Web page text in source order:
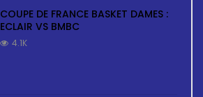
COUPE DE FRANCE BASKET DAMES :
ECLAIR VS BMBC
4.1K